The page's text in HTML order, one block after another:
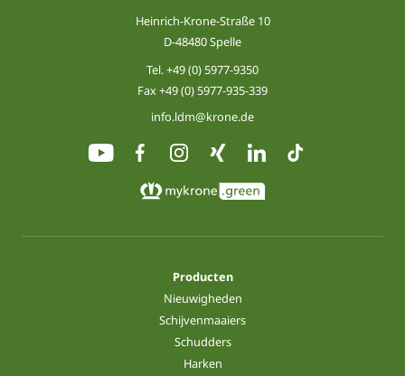
Heinrich-Krone-Straße 10
D-48480 Spelle
Tel.+49 (0) 5977-9350
Fax +49 (0) 5977-935-339
info.ldm@krone.de
Producten
Nieuwigheden
Schijvenmaaiers
Schudders
Harken